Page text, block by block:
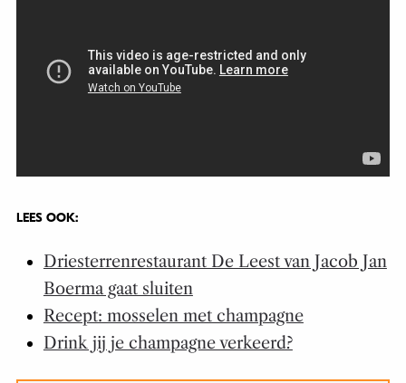
LEES OOK:
Driesterrenrestaurant De Leest van Jacob Jan
Boerma gaat sluiten
Recept: mosselen met champagne
Drink jij je champagne verkeerd?